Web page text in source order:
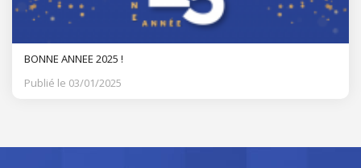
BONNE ANNEE 2025 !
Publié le 03/01/2025